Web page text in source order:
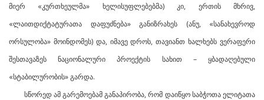
მიერ «კურთხეულმა» ხელისუფლებებმა) კი, ერთის მხრივ,
«ლაითდიქტატურათა დაფუძნება» განიზრახეს (ანუ, «სანახევროდ
ორსულობა» მოინდომეს) და, იმავე დროს, თავიანთ ხალხებს ვერაფერი
შესთავაზეს ნაციონალური პროექტის სახით – ყბადაღებული
«სტაბილურობის» გარდა.
სწორედ ამ გარემოებამ განაპირობა, რომ დაიწყო საბჭოთა ელიტათა